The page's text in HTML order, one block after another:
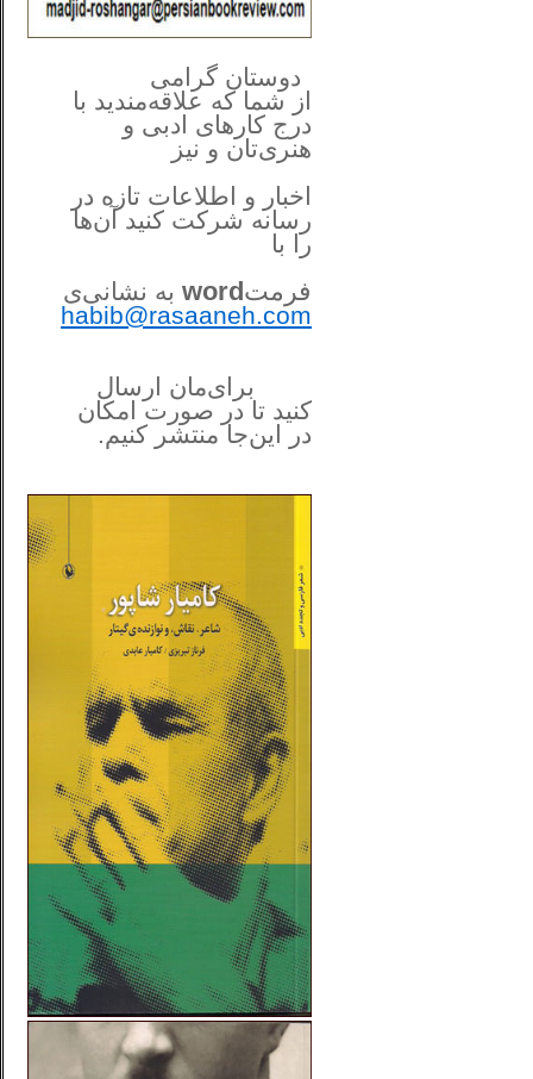
دوستان گرامی
از شما که علاقه‌مندید با
درج کارهای‌ ادبی و
هنری‌تان و نیز
اخبار و اطلاعات تازه در
رسانه شرکت کنید آن‌ها
را با
فرمتword به نشانی‌ی
habib@rasaaneh.com
برای‌مان ارسال
کنید تا در صورت امکان
در این‌جامنتشر کنیم.